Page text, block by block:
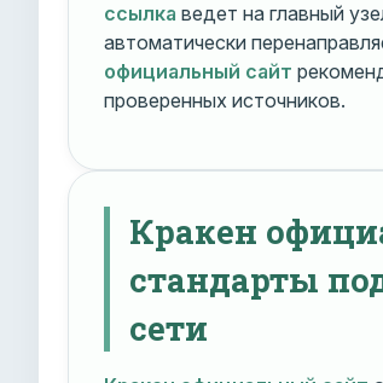
ссылка ведет на главный
автоматически
официальный сайт
проверенных источников.
Кракен
стандарты
сети